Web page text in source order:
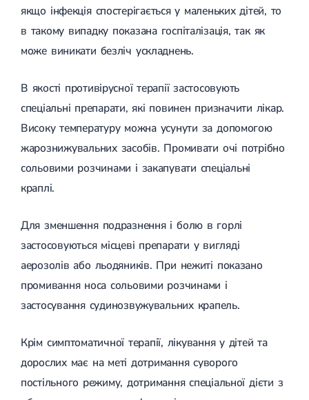
якщо інфекція спостерігається у маленьких дітей, то
в такому випадку показана госпіталізація, так як
може виникати безліч ускладнень.
В якості противірусної терапії застосовують
спеціальні препарати, які повинен призначити лікар.
Високу температуру можна усунути за допомогою
жарознижувальних засобів. Промивати очі потрібно
сольовими розчинами і закапувати спеціальні
краплі.
Для зменшення подразнення і болю в горлі
застосовуються місцеві препарати у вигляді
аерозолів або льодяників. При нежиті показано
промивання носа сольовими розчинами і
застосування судинозвужувальних крапель.
Крім симптоматичної терапії, лікування у дітей та
дорослих має на меті дотримання суворого
постільного режиму, дотримання спеціальної дієти з